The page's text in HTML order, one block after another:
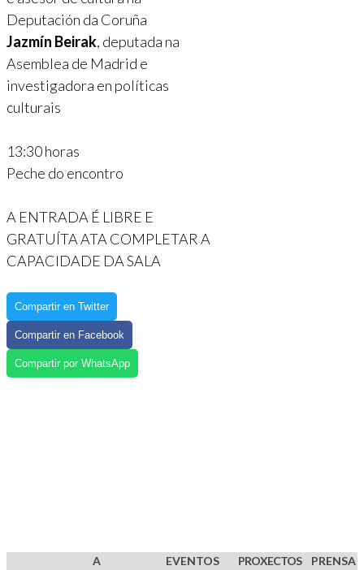
Deputación da Coruña
Jazmín Beirak, deputada na
Asemblea de Madrid e
investigadora en políticas
culturais
13:30 horas
Peche do encontro
A ENTRADA É LIBRE E
GRATUÍTA ATA COMPLETAR A
CAPACIDADE DA SALA
Compartir en Twitter
Compartir en Facebook
Compartir por WhatsApp
A
EVENTOS
PROXECTOS
PRENSA